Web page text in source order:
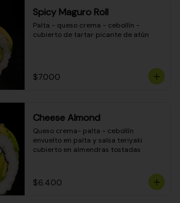
Spicy Maguro Roll
Palta - queso crema - cebollín -
cubierto de tartar picante de atún
$7.000
Cheese Almond
Queso crema- palta - cebollín
envuelto en palta y salsa teriyaki
cubierto en almendras tostadas
$6.400